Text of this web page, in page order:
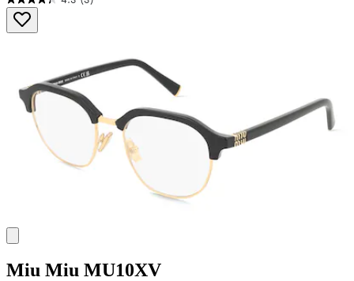
4.3
von
5
Bewertungen
Miu Miu MU10XV